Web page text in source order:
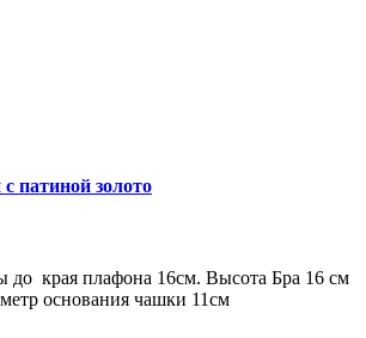
патиной золото
до края плафона 16см. Высота Бра 16 см
основания чашки 11см